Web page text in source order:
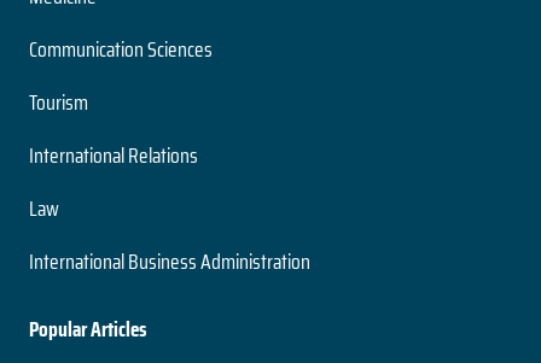
Presencial
Modalidad
Ingeniería Civil Acústica
5 años
Duración
Grado
Nivel
Modalidad
2 años
Duración
Magíster
Nivel
Presencial
Modalidad
Medio Ambiente y Bioseguridad
Duración
Communication Sciences
Tourism
International Relations
Law
International Business Administration
Popular Articles